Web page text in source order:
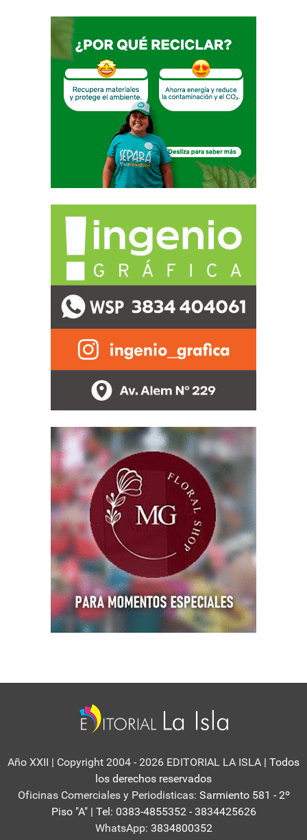
Año XXII | Copyright 2004 - 2026 EDITORIAL LA ISLA | Todos
los derechos reservados
Oficinas Comerciales y Periodisticas: Sarmiento 581 - 2º
Piso "A" | Tel: 0383-4855352 - 3834425626
WhatsApp: 3834800352